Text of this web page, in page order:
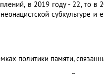
в 2019 году - 22, то
субкультуре
политики памяти,